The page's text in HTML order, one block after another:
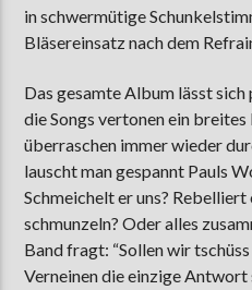
in schwermütige
Bläsereinsatz nach dem
Das gesamte Album lässt
die Songs vertonen ein
überraschen immer wieder
lauscht man gespannt Pauls
Schmeichelt er uns?
schmunzeln? Oder alles
Band fragt: “Sollen wir tschüss
Verneinen die einzige Antwort